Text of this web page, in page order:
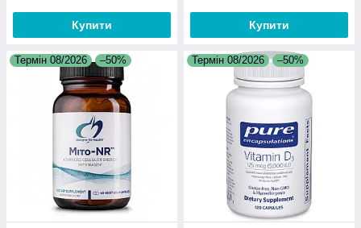
Купити Купити
Термін 08/2026 –50% Термін 08/2026 –50%